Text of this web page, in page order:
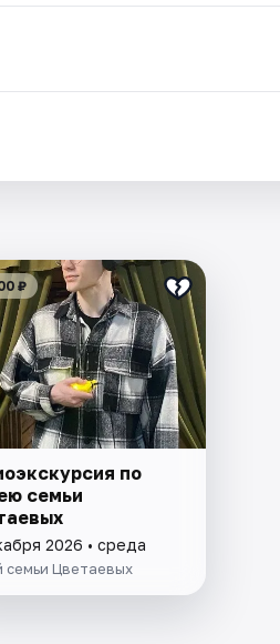
₽
по
семьи
2026 • среда
семьи Цветаевых